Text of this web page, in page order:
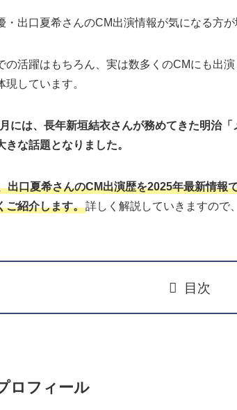
・出口夏希さんのCM出演情報が気になる方が
の活躍はもちろん、実は数多くのCMにも出
現しています。
には、長年新垣結衣さんが務めてきた明治
きな話題となりました。
出口夏希さんのCM出演歴を2025年最新情報
ご紹介します。詳しく解説していきますので
目次
ロフィール